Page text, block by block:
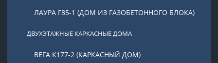
ЛАУРА Г85-1 (ДОМ ИЗ ГАЗОБЕТОННОГО БЛОКА)
ДВУХЭТАЖНЫЕ КАРКАСНЫЕ ДОМА
ВЕГА К177-2 (КАРКАСНЫЙ ДОМ)